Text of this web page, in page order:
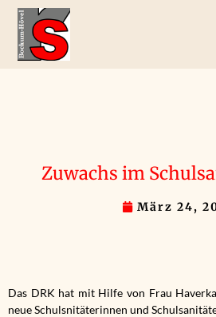
Zuwachs im
März 24,
Das DRK hat mit Hilfe von Frau
neue Schulsnitäterinnen und